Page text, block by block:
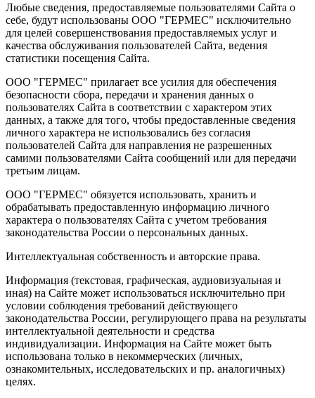
Любые сведения, предоставляемые пользователями Сайта о
себе, будут использованы ООО "ГЕРМЕС" исключительно
для целей совершенствования предоставляемых услуг и
качества обслуживания пользователей Сайта, ведения
статистики посещения Сайта.
ООО "ГЕРМЕС" прилагает все усилия для обеспечения
безопасности сбора, передачи и хранения данных о
пользователях Сайта в соответствии с характером этих
данных, а также для того, чтобы предоставленные сведения
личного характера не использовались без согласия
пользователей Сайта для направления не разрешенных
самими пользователями Сайта сообщений или для передачи
третьим лицам.
ООО "ГЕРМЕС" обязуется использовать, хранить и
обрабатывать предоставленную информацию личного
характера о пользователях Сайта с учетом требования
законодательства России о персональных данных.
Интеллектуальная собственность и авторские права.
Информация (текстовая, графическая, аудиовизуальная и
иная) на Сайте может использоваться исключительно при
условии соблюдения требований действующего
законодательства России, регулирующего права на результаты
интеллектуальной деятельности и средства
индивидуализации. Информация на Сайте может быть
использована только в некоммерческих (личных,
ознакомительных, исследовательских и пр. аналогичных)
целях.